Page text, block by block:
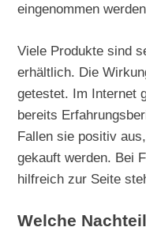
eingenommen
Viele Produkte sind
erhältlich. Die
getestet. Im Internet
bereits
Fallen sie positiv
gekauft werden. Bei
hilfreich zur Seite
Welche